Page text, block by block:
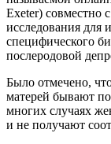
Exeter) совместно
исследования для
специфического
послеродовой
Было отмечено,
матерей бывают
многих случаях
и не получают